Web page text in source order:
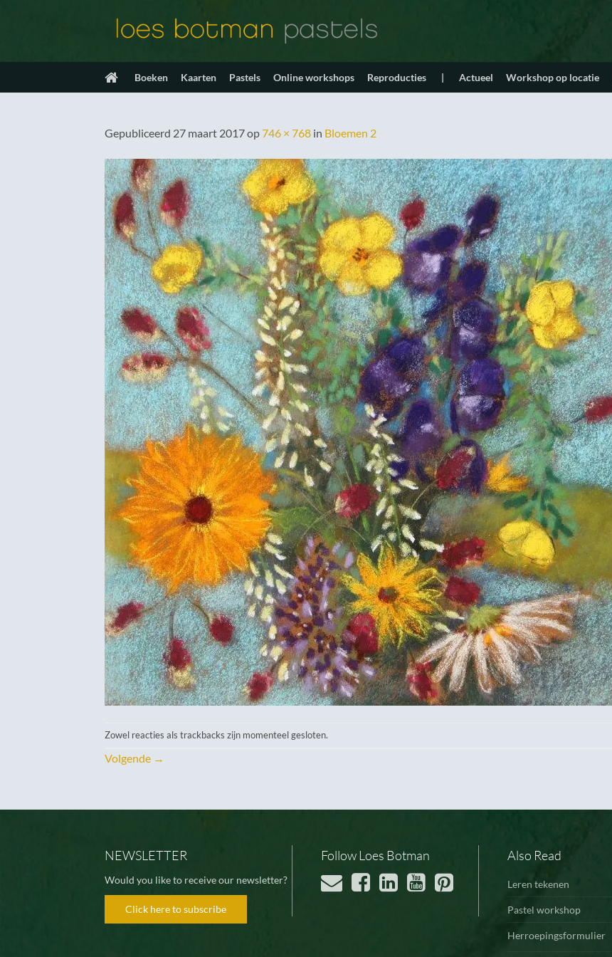
Boeken Kaarten Pastels Online workshops Reproducties | Actueel Workshop op locatie
Gepubliceerd 27 maart 2017op746 × 768 in Bloemen 2
Zowel reacties als trackbacks zijn momenteel gesloten.
Volgende →
NEWSLETTER
Would you like to receive our newsletter?
Click here to subscribe
Follow Loes Botman Also Read
Leren tekenen
Pastel workshop
Herroepingsformulier